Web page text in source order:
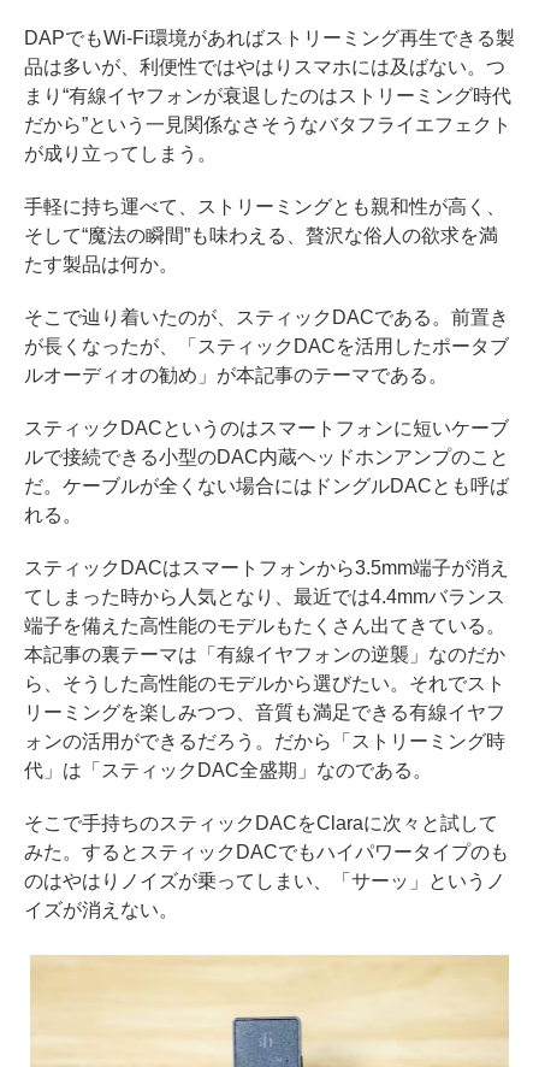
DAPでもWi-Fi環境があればストリーミング再生できる製
品は多いが、利便性ではやはりスマホには及ばない。つ
まり“有線イヤフォンが衰退したのはストリーミング時代
だから”という一見関係なさそうなバタフライエフェクト
が成り立ってしまう。
手軽に持ち運べて、ストリーミングとも親和性が高く、
そして“魔法の瞬間”も味わえる、贅沢な俗人の欲求を満
たす製品は何か。
そこで辿り着いたのが、スティックDACである。前置き
が長くなったが、「スティックDACを活用したポータブ
ルオーディオの勧め」が本記事のテーマである。
スティックDACというのはスマートフォンに短いケーブ
ルで接続できる小型のDAC内蔵ヘッドホンアンプのこと
だ。ケーブルが全くない場合にはドングルDACとも呼ば
れる。
スティックDACはスマートフォンから3.5mm端子が消え
てしまった時から人気となり、最近では4.4mmバランス
端子を備えた高性能のモデルもたくさん出てきている。
本記事の裏テーマは「有線イヤフォンの逆襲」なのだか
ら、そうした高性能のモデルから選びたい。それでスト
リーミングを楽しみつつ、音質も満足できる有線イヤフ
ォンの活用ができるだろう。だから「ストリーミング時
代」は「スティックDAC全盛期」なのである。
そこで手持ちのスティックDACをClaraに次々と試して
みた。するとスティックDACでもハイパワータイプのも
のはやはりノイズが乗ってしまい、「サーッ」というノ
イズが消えない。